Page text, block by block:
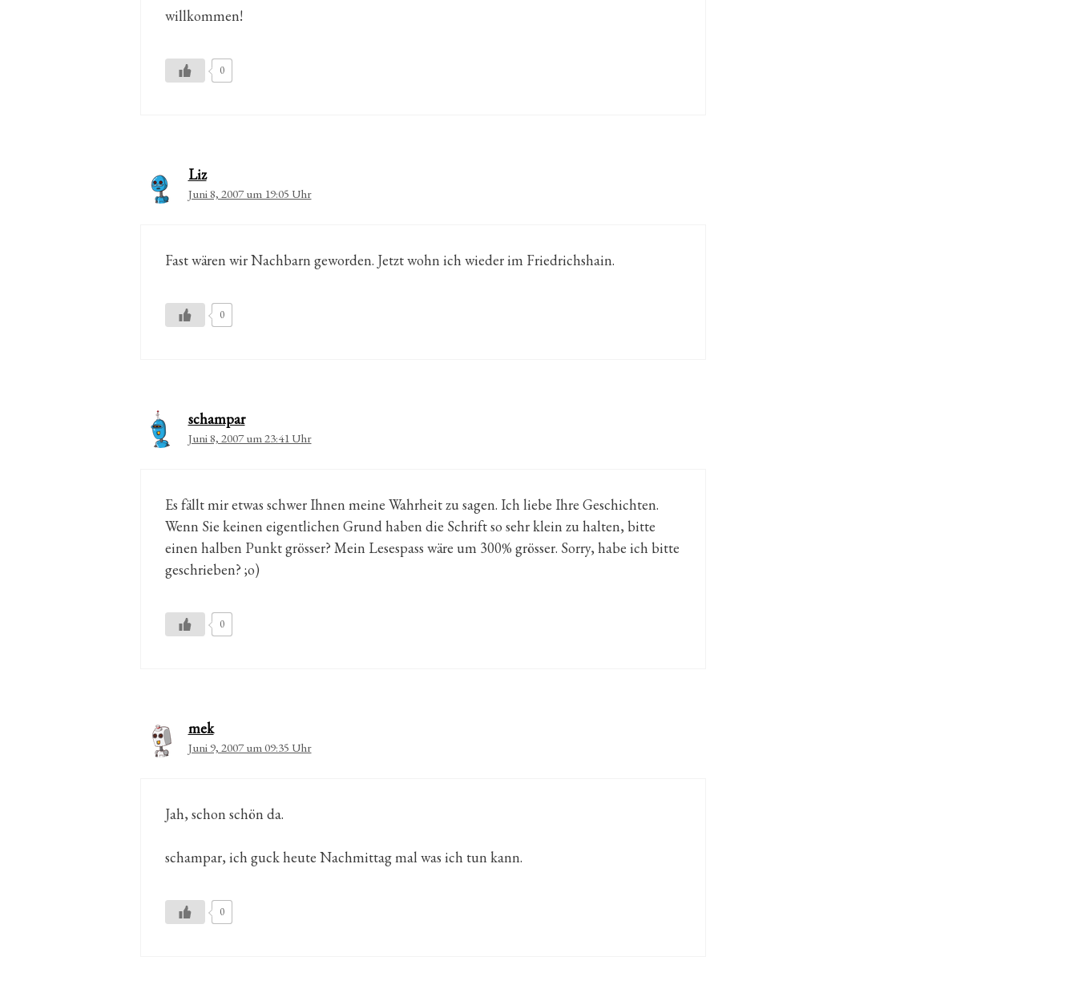
willkommen!
0
Liz
Juni 8, 2007 um 19:05 Uhr
Fast wären wir Nachbarn geworden. Jetzt wohn ich wieder im Friedrichshain.
0
schampar
Juni 8, 2007 um 23:41 Uhr
Es fällt mir etwas schwer Ihnen meine Wahrheit zu sagen. Ich liebe Ihre Geschichten.
Wenn Sie keinen eigentlichen Grund haben die Schrift so sehr klein zu halten, bitte
einen halben Punkt grösser? Mein Lesespass wäre um 300% grösser. Sorry, habe ich bitte
geschrieben? ;o)
0
mek
Juni 9, 2007 um 09:35 Uhr
Jah, schon schön da.
schampar, ich guck heute Nachmittag mal was ich tun kann.
0